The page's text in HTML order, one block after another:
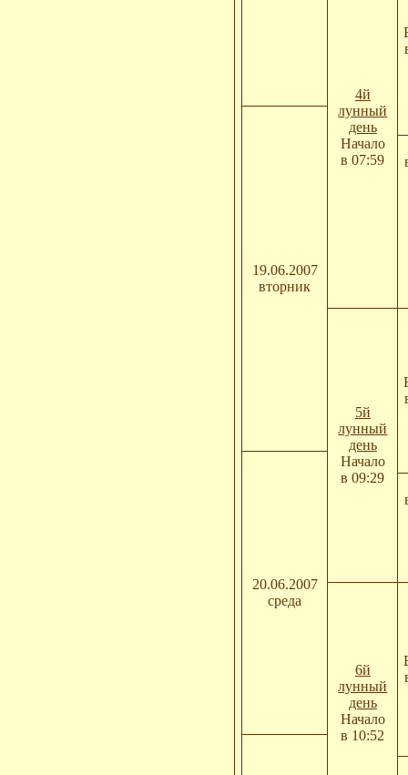
4й
лунный
день
Начало
в 07:59
19.06.2007
вторник
5й
лунный
день
Начало
в 09:29
20.06.2007
среда
6й
лунный
день
Начало
в 10:52